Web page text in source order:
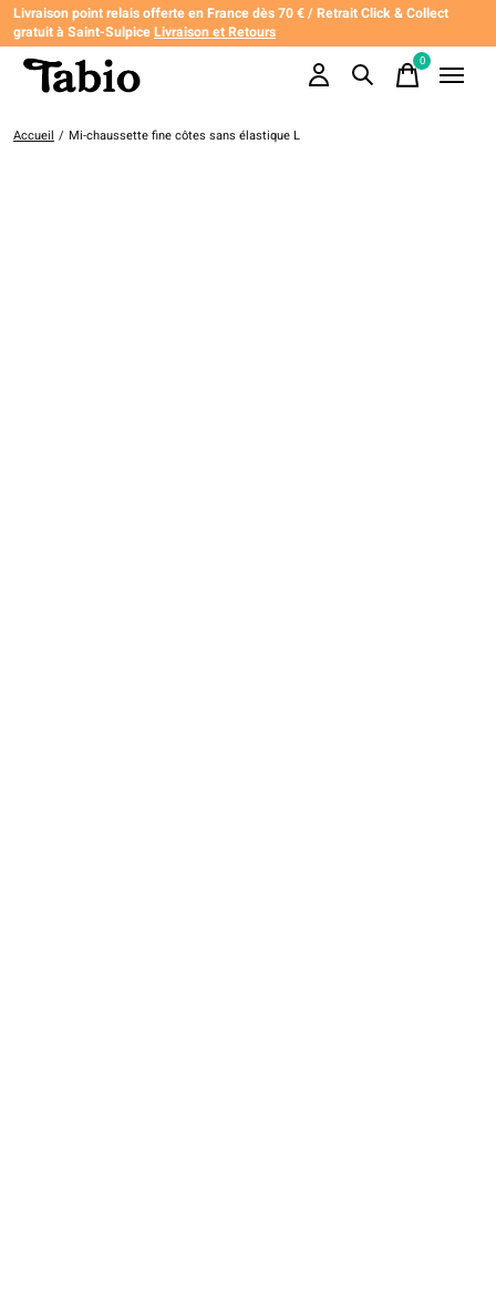
Livraison point relais offerte en France dès 70 € / Retrait Click & Collect
gratuit à Saint-SulpiceLivraison et Retours
0items
Accueil / Mi-chaussette fine côtes sans élastique L